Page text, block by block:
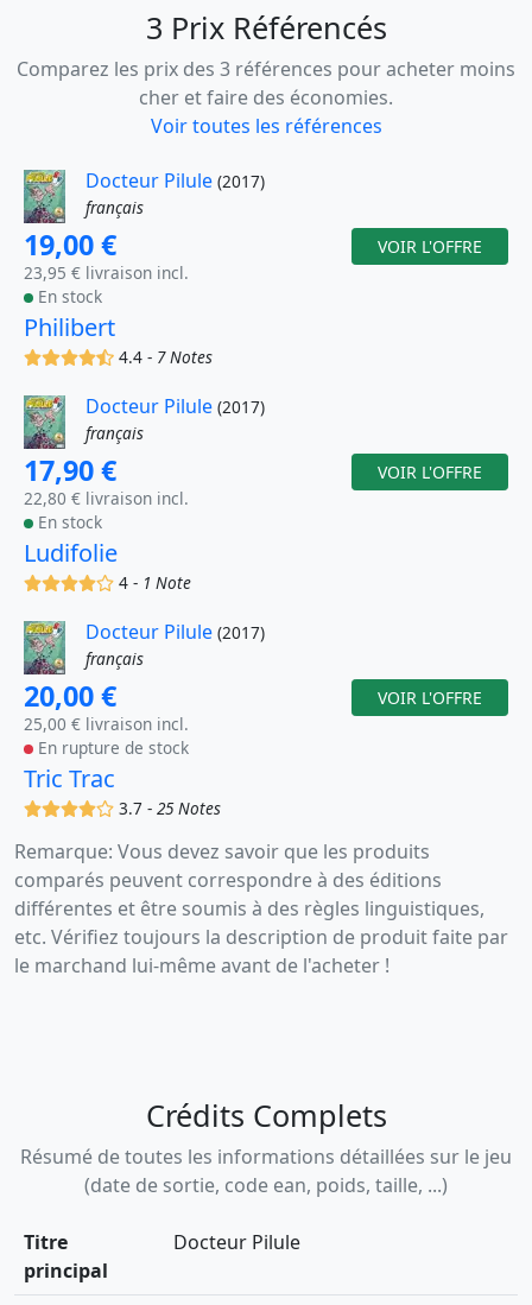
3 Prix Référencés
Comparez les prix des 3 références pour acheter moins
cher et faire des économies.
Voir toutes les références
Docteur Pilule (2017)
français
19,00 €
23,95 € livraison incl.
En stock
VOIR L'OFFRE
Philibert
(x)(x)(x)(x)(,)
4.4 - 7 Notes
Docteur Pilule (2017)
français
17,90 €
22,80 € livraison incl.
En stock
VOIR L'OFFRE
Ludifolie
(x)(x)(x)(x)()4 - 1 Note
Docteur Pilule (2017)
français
20,00 €
25,00 € livraison incl.
En rupture de stock
VOIR L'OFFRE
Tric Trac
(x)(x)(x)(x)()3.7 -25 Notes
Remarque: Vous devez savoir que les produits
comparés peuvent correspondre à des éditions
différentes et être soumis à des règles linguistiques,
etc. Vérifiez toujours la description de produit faite par
le marchand lui-même avant de l'acheter !
Crédits Complets
Résumé de toutes les informations détaillées sur le jeu
(date de sortie, code ean, poids, taille, ...)
Titre
principal
Docteur Pilule